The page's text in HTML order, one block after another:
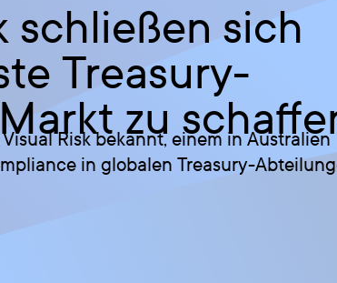
schließen sich
Treasury-
zu
Risk bekannt, einem in Australien
in globalen Treasury-